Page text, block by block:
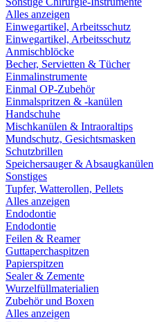
Alles anzeigen
Einwegartikel, Arbeitsschutz
Einwegartikel, Arbeitsschutz
Anmischblöcke
Becher, Servietten & Tücher
Einmalinstrumente
Einmal OP-Zubehör
Einmalspritzen & -kanülen
Handschuhe
Mischkanülen & Intraoraltips
Mundschutz, Gesichtsmasken
Schutzbrillen
Speichersauger & Absaugkanülen
Sonstiges
Tupfer, Watterollen, Pellets
Alles anzeigen
Endodontie
Endodontie
Feilen & Reamer
Guttaperchaspitzen
Papierspitzen
Sealer & Zemente
Wurzelfüllmaterialien
Zubehör und Boxen
Alles anzeigen